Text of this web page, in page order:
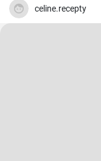
celine.recepty